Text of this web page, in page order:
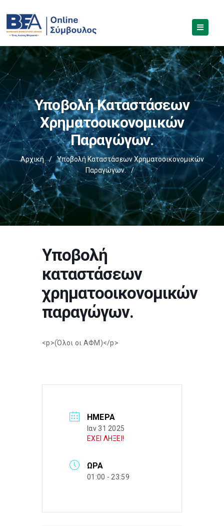
Υποβολή Καταστάσεων
Χρηματοοικονομικών
Παραγώγων.
Αρχική /
Υποβολή Καταστάσεων Χρηματοοικονομικών
Παραγώγων.
/
Υποβολή
καταστάσεων
χρηματοοικονομικών
παραγώγων.
<p>(Όλοι οι ΑΦΜ)</p>
ΗΜΈΡΑ
Ιαν 31 2025
ΕΧΕΙ ΛΗΞΕΙ!
ΏΡΑ
01:00 - 23:59